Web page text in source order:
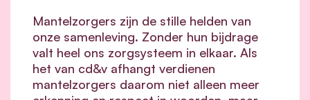
Mantelzorgers zijn de stille helden van
onze samenleving. Zonder hun bijdrage
valt heel ons zorgsysteem in elkaar. Als
het van cd&v afhangt verdienen
mantelzorgers daarom niet alleen meer